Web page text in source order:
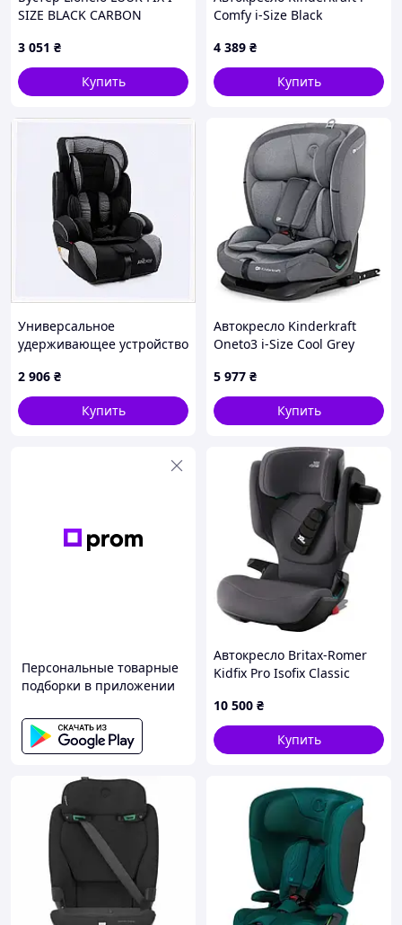
SIZE BLACK CARBON
3 051 ₴
Купить
Comfy i-Size Black
4 389 ₴
Купить
Универсальное
удерживающее устройство
8951C4C94
2 906 ₴
Купить
Автокресло Kinderkraft
Oneto3 i-Size Cool Grey
5 977 ₴
Купить
Персональные товарные
подборки в приложении
Автокресло Britax-Romer
Kidfix Pro Isofix Classic
10 500 ₴
Купить